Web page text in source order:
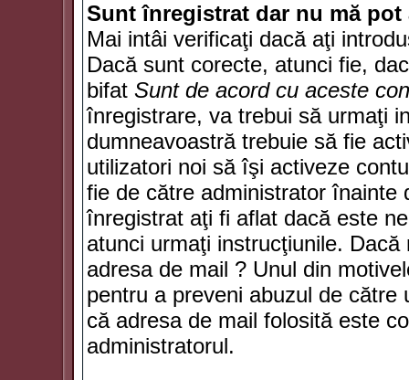
Sunt înregistrat dar nu mă
Mai intâi verificaţi dacă aţi
Dacă sunt corecte, atunci fie,
bifat Sunt de acord cu aceste
înregistrare, va trebui să urmaţi
dumneavoastră trebuie să fie
utilizatori noi să îşi activeze
fie de către administrator înainte
înregistrat aţi fi aflat dacă este
atunci urmaţi instrucţiunile.
adresa de mail ? Unul din
pentru a preveni abuzul de către
că adresa de mail folosită este
administratorul.